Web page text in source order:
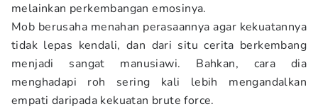
melainkan perkembangan emosinya.
Mob berusaha menahan perasaannya agar kekuatannya
tidak lepas kendali, dan dari situ cerita berkembang
menjadi sangat manusiawi. Bahkan, cara dia
menghadapi roh sering kali lebih mengandalkan
empati daripada kekuatan brute force.